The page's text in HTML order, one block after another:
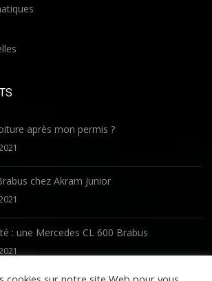
après mon permis ?
chez Akram Junior
: une Mercedes CL 600 Brabus